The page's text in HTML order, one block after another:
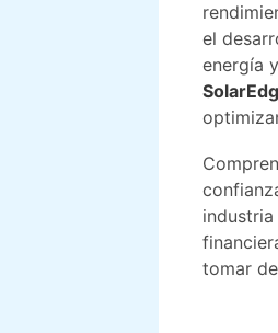
el
energía
tomar